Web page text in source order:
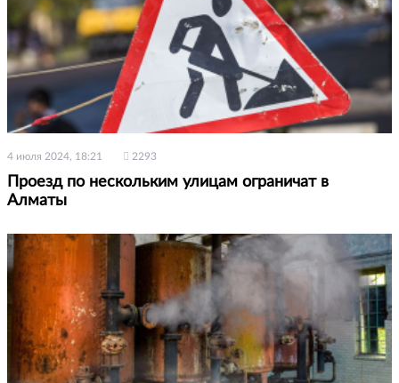
4 июля 2024, 18:21 2293
Проезд по нескольким улицам ограничат в
Алматы